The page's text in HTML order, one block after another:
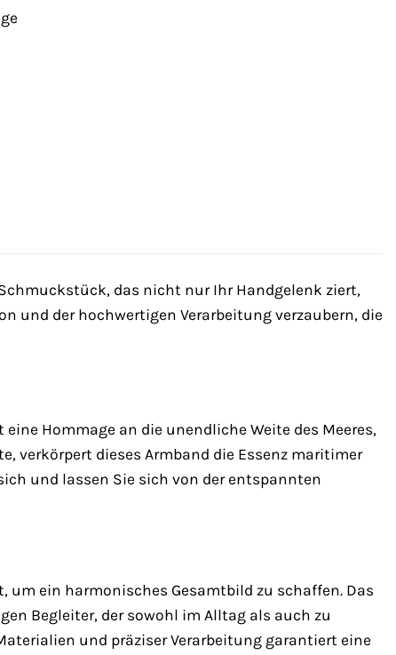
Schmuckstück, das nicht nur Ihr Handgelenk ziert,
und der hochwertigen Verarbeitung verzaubern, die
Hommage an die unendliche Weite des Meeres,
verkörpert dieses Armband die Essenz maritimer
und lassen Sie sich von der entspannten
um ein harmonisches Gesamtbild zu schaffen. Das
Begleiter, der sowohl im Alltag als auch zu
und präziser Verarbeitung garantiert eine